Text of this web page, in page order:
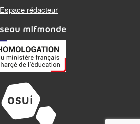
Espace rédacteur